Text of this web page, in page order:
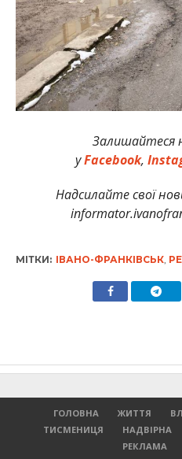
Залишайтеся
уFacebook,
Надсилайте свої
МІТКИ: ІВАНО-ФРАНКІВСЬК,
ГОЛОВНА ЖИТТЯ
ТИСМЕНИЦЯ
НАДВІРНА
РЕКЛАМА